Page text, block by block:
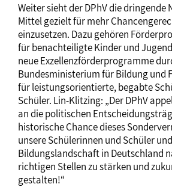
Weiter sieht der DPhV die
Mittel gezielt für mehr
einzusetzen. Dazu gehören
für benachteiligte Kinder und
neue Exzellenzförderprogramme
Bundesministerium für Bildung und
für leistungsorientierte, begabte
Schüler. Lin-Klitzing: „Der DPhV
an die politischen
historische Chance dieses
unsere Schülerinnen und Schüler
Bildungslandschaft in Deutschland
richtigen Stellen zu stärken und
gestalten!“